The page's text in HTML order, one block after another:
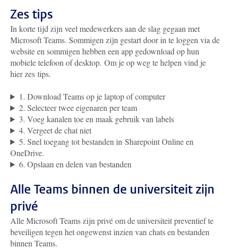
Zes tips
In korte tijd zijn veel medewerkers aan de slag gegaan met
Microsoft Teams. Sommigen zijn gestart door in te loggen via de
website en sommigen hebben een app gedownload op hun
mobiele telefoon of desktop. Om je op weg te helpen vind je
hier zes tips.
1. Download Teams op je laptop of computer
2. Selecteer twee eigenaren per team
3. Voeg kanalen toe en maak gebruik van labels
4. Vergeet de chat niet
5. Snel toegang tot bestanden in Sharepoint Online en
OneDrive.
6. Opslaan en delen van bestanden
Alle Teams binnen de universiteit zijn
privé
Alle Microsoft Teams zijn privé om de universiteit preventief te
beveiligen tegen het ongewenst inzien van chats en bestanden
binnen Teams.